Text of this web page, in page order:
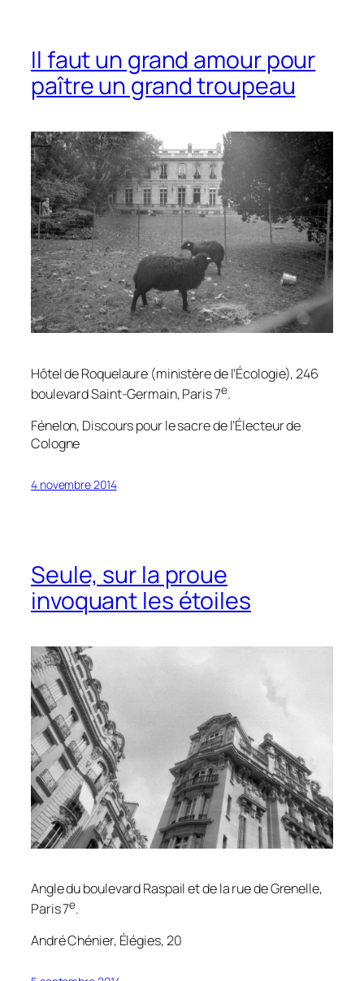
Il faut un grand amour pour
paître un grand troupeau
Hôtel de Roquelaure (ministère de l’Écologie), 246
boulevard Saint-Germain, Paris 7e.
Fénelon, Discours pour le sacre de l’Électeur de
Cologne
4 novembre 2014
Seule, sur la proue
invoquant les étoiles
Angle du boulevard Raspail et de la rue de Grenelle,
Paris 7e.
André Chénier, Élégies, 20